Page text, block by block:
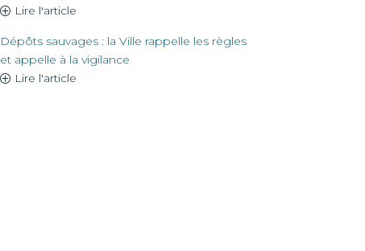
Lire l'article
Dépôts sauvages : la Ville rappelle les règles
et appelle à la vigilance
Lire l'article